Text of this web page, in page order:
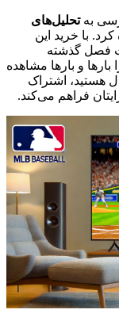
تحلیل‌های
کرد. با خرید این
فصل گذشته
و بارها مشاهده
هستید، اشتراک